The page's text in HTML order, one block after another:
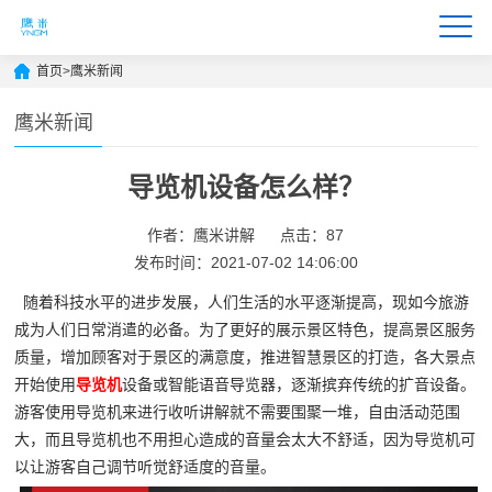
首页>鹰米新闻
鹰米新闻
导览机设备怎么样？
作者：鹰米讲解
点击：87
发布时间：2021-07-02 14:06:00
随着科技水平的进步发展，人们生活的水平逐渐提高，现如今旅游
成为人们日常消遣的必备。为了更好的展示景区特色，提高景区服务
质量，增加顾客对于景区的满意度，推进智慧景区的打造，各大景点
开始使用导览机设备或智能语音导览器，逐渐摈弃传统的扩音设备。
游客使用导览机来进行收听讲解就不需要围聚一堆，自由活动范围
大，而且导览机也不用担心造成的音量会太大不舒适，因为导览机可
以让游客自己调节听觉舒适度的音量。